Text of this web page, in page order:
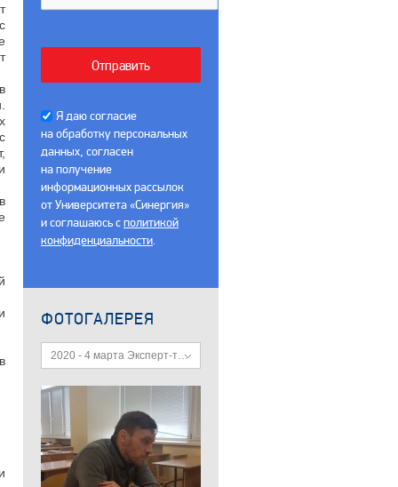
Я даю согласие
на обработку персональных
данных, согласен
на получение
информационных рассылок
от Университета «Синергия»
и соглашаюсь cполитикой
конфиденциальности.
ФОТОГАЛЕРЕЯ
2020 - 4 марта Эксперт-техник